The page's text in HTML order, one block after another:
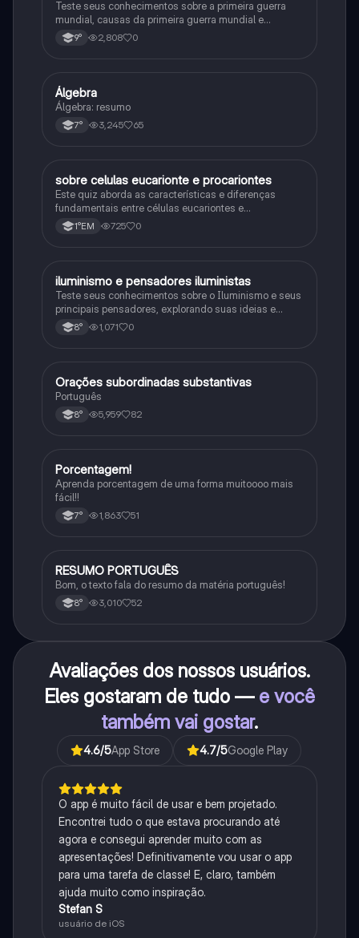
Teste seus conhecimentos sobre a primeira guerra
mundial, causas da primeira guerra mundial e
consequências da Primeira Guerra Mundial, fases da
primeira guerra mundial
9° 2,808 0
Matematica
Álgebra
Álgebra: resumo
7° 3,245 65
Biologia
sobre celulas eucarionte e procariontes
Este quiz aborda as características e diferenças
fundamentais entre células eucariontes e
procariontes.
1°EM 725 0
História
iluminismo e pensadores iluministas
Teste seus conhecimentos sobre o Iluminismo e seus
principais pensadores, explorando suas ideias e
impacto histórico.
8° 1,071 0
Português
Orações subordinadas substantivas
Português
8° 5,959 82
Matematica
Porcentagem!
Aprenda porcentagem de uma forma muitoooo mais
fácil!!
7° 1,863 51
Português
RESUMO PORTUGUÊS
Bom, o texto fala do resumo da matéria português!
8° 3,010 52
Avaliações dos nossos usuários.
Eles gostaram de tudo — e você
também vai gostar.
4.6/5App Store 4.7/5Google Play
O app é muito fácil de usar e bem projetado.
Encontrei tudo o que estava procurando até
agora e consegui aprender muito com as
apresentações! Definitivamente vou usar o app
para uma tarefa de classe! E, claro, também
ajuda muito como inspiração.
Stefan S
usuário de iOS